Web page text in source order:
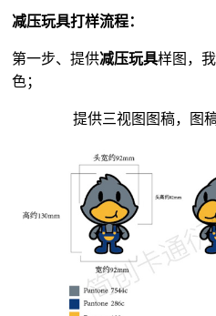
减压玩具打样流程：
第一步、提供减压玩具样图，
色；
提供三视图图稿，图